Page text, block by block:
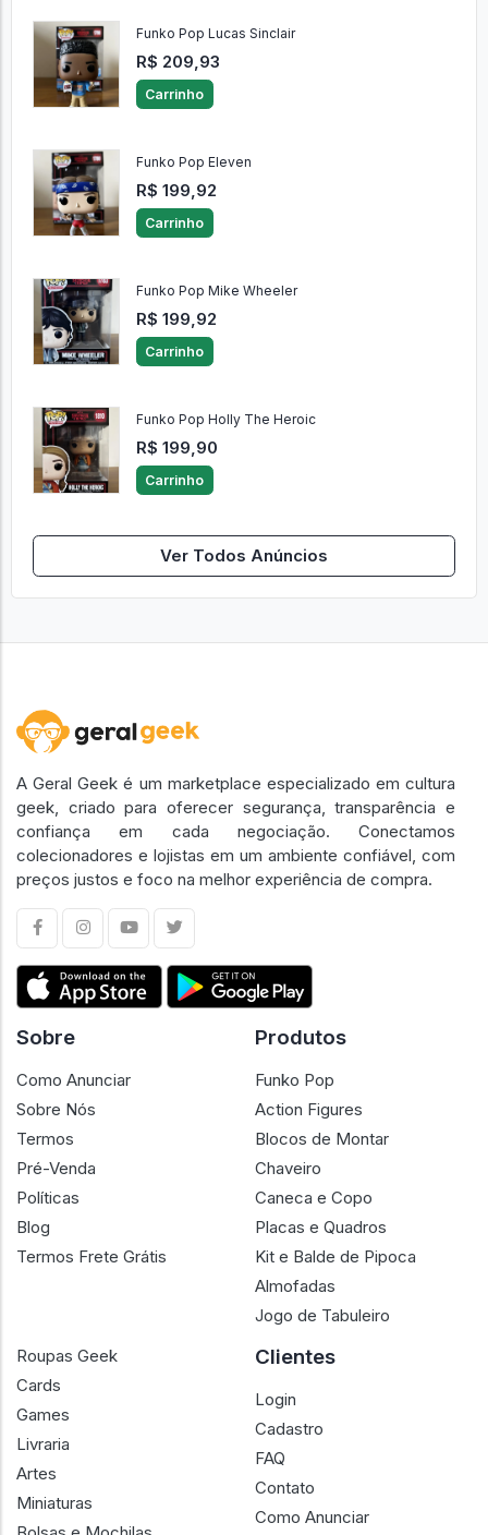
Funko Pop Lucas Sinclair
R$ 209,93
Carrinho
Funko Pop Eleven
R$ 199,92
Carrinho
Funko Pop Mike Wheeler
R$ 199,92
Carrinho
Funko Pop Holly The Heroic
R$ 199,90
Carrinho
Ver Todos Anúncios
A Geral Geek é um marketplace especializado em cultura
geek, criado para oferecer segurança, transparência e
confiança em cada negociação. Conectamos
colecionadores e lojistas em um ambiente confiável, com
preços justos e foco na melhor experiência de compra.
Sobre
Como Anunciar
Sobre Nós
Termos
Pré-Venda
Políticas
Blog
Termos Frete Grátis
Produtos
Funko Pop
Action Figures
Blocos de Montar
Chaveiro
Caneca e Copo
Placas e Quadros
Kit e Balde de Pipoca
Almofadas
Jogo de Tabuleiro
Roupas Geek
Cards
Games
Livraria
Artes
Miniaturas
Clientes
Login
Cadastro
FAQ
Contato
Como Anunciar